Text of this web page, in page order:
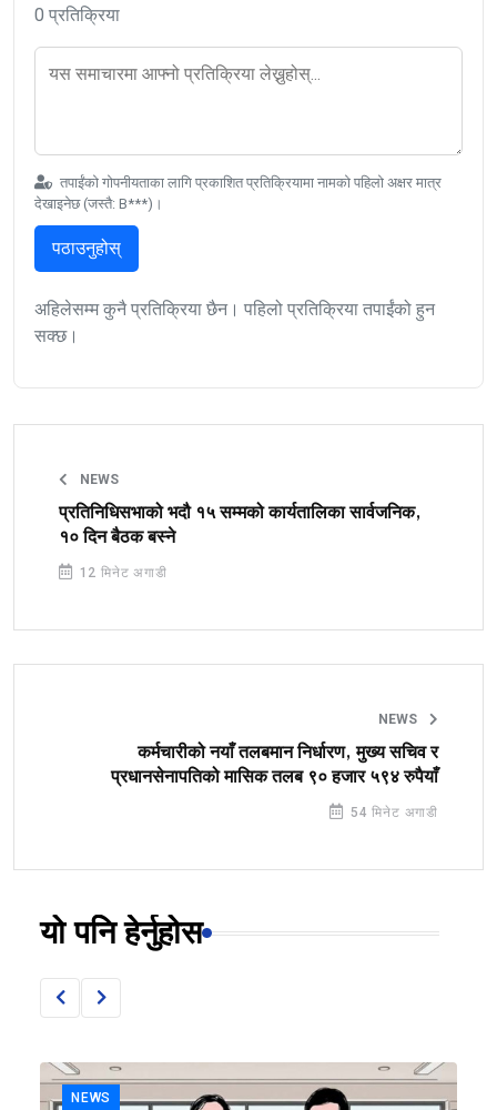
0 प्रतिक्रिया
तपाईंको गोपनीयताका लागि प्रकाशित प्रतिक्रियामा नामको पहिलो अक्षर मात्र
देखाइनेछ (जस्तै: B***)।
पठाउनुहोस्
अहिलेसम्म कुनै प्रतिक्रिया छैन। पहिलो प्रतिक्रिया तपाईंको हुन
सक्छ।
NEWS
प्रतिनिधिसभाको भदौ १५ सम्मको कार्यतालिका सार्वजनिक,
१० दिन बैठक बस्ने
12 मिनेट अगाडी
NEWS
कर्मचारीको नयाँ तलबमान निर्धारण, मुख्य सचिव र
प्रधानसेनापतिको मासिक तलब ९० हजार ५९४ रुपैयाँ
54 मिनेट अगाडी
यो पनि हेर्नुहोस
NEWS